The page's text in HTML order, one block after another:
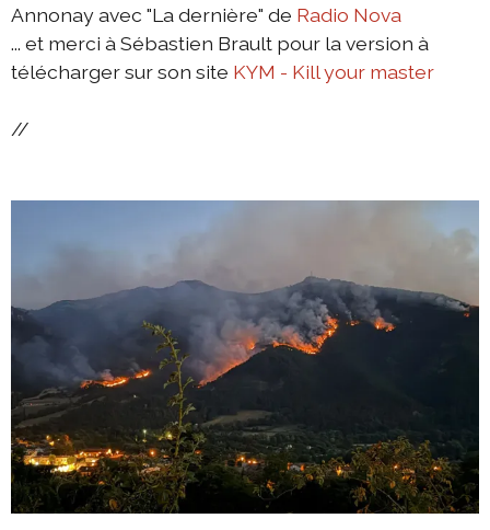
Annonay avec "La dernière" de Radio Nova
... et merci à Sébastien Brault pour la version à
télécharger sur son site KYM - Kill your master
//